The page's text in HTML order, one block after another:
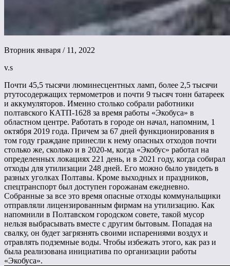
Вторник января / 11, 2022
v.s
Почти 45,5 тысячи люминесцентных ламп, более 2,5 тысячи
ртутосодержащих термометров и почти 9 тысяч тонн батареек
и аккумуляторов. Именно столько собрали работники
полтавского КАТП-1628 за время работы «Экобуса» в
областном центре. Работать в городе он начал, напомним, 1
октября 2019 года. Причем за 67 дней функционирования в
том году граждане принесли к нему опасных отходов почти
столько же, сколько и в 2020-м, когда «Экобус» работал на
определенных локациях 221 день, и в 2021 году, когда собирал
отходы для утилизации 248 дней. Его можно было увидеть в
разных уголках Полтавы. Кроме выходных и праздников,
спецтранспорт был доступен горожанам ежедневно.
Собранные за все это время опасные отходы коммунальщики
отправляли лицензированным фирмам на утилизацию. Как
напомнили в Полтавском городском совете, такой мусор
нельзя выбрасывать вместе с другим бытовым. Попадая на
свалку, он будет загрязнять своими испарениями воздух и
отравлять подземные воды. Чтобы избежать этого, как раз и
была реализована инициатива по организации работы
«Экобуса».